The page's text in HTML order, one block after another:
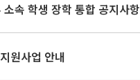
속 학생 장학 통합 공지사항
원사업 안내